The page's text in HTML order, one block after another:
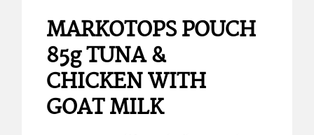
MARKOTOPS POUCH
85g TUNA &
CHICKEN WITH
GOAT MILK